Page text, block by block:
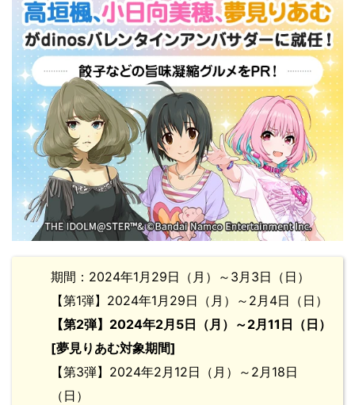
期間：2024年1月29日（月）～3月3日（日）
【第1弾】2024年1月29日（月）～2月4日（日）
【第2弾】2024年2月5日（月）～2月11日（日）
[夢見りあむ対象期間]
【第3弾】2024年2月12日（月）～2月18日
（日）